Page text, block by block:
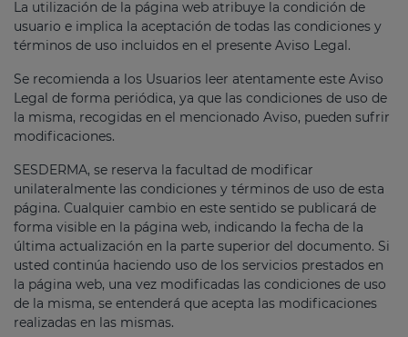
La utilización de la página web atribuye la condición de
usuario e implica la aceptación de todas las condiciones y
términos de uso incluidos en el presente Aviso Legal.
Se recomienda a los Usuarios leer atentamente este Aviso
Legal de forma periódica, ya que las condiciones de uso de
la misma, recogidas en el mencionado Aviso, pueden sufrir
modificaciones.
SESDERMA, se reserva la facultad de modificar
unilateralmente las condiciones y términos de uso de esta
página. Cualquier cambio en este sentido se publicará de
forma visible en la página web, indicando la fecha de la
última actualización en la parte superior del documento. Si
usted continúa haciendo uso de los servicios prestados en
la página web, una vez modificadas las condiciones de uso
de la misma, se entenderá que acepta las modificaciones
realizadas en las mismas.